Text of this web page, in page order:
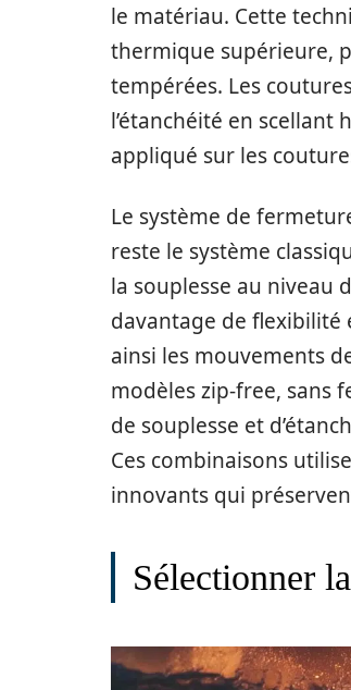
le matériau. Cette
thermique supérieure,
tempérées. Les
l’étanchéité en
appliqué sur les
Le système de
reste le système
la souplesse au niveau
davantage de flexibilité
ainsi les mouvements
modèles zip-free, sans
de souplesse et
Ces combinaisons
innovants qui
Sélectionner